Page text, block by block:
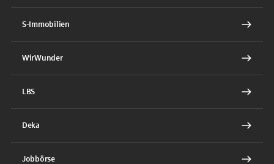
S-Immobilien
WirWunder
LBS
Deka
Jobbörse